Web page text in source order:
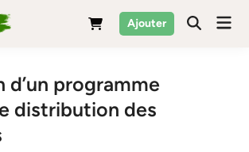
Ajouter
d’un programme
distribution des